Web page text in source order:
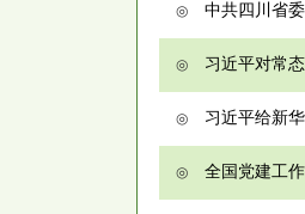
◎ 中共四川省
◎ 习近平对常
◎ 习近平给新
◎ 全国党建工